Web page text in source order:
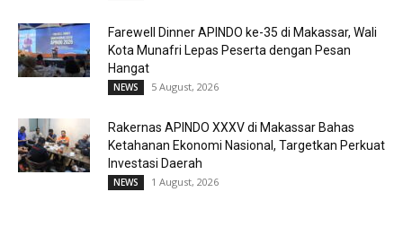
Farewell Dinner APINDO ke-35 di Makassar, Wali
Kota Munafri Lepas Peserta dengan Pesan
Hangat
NEWS 5 August, 2026
Rakernas APINDO XXXV di Makassar Bahas
Ketahanan Ekonomi Nasional, Targetkan Perkuat
Investasi Daerah
NEWS 1 August, 2026